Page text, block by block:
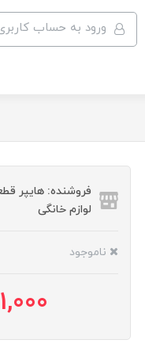
ورود به حساب
فروشنده: هایپر
لوازم خانگی
ناموجود
1,000